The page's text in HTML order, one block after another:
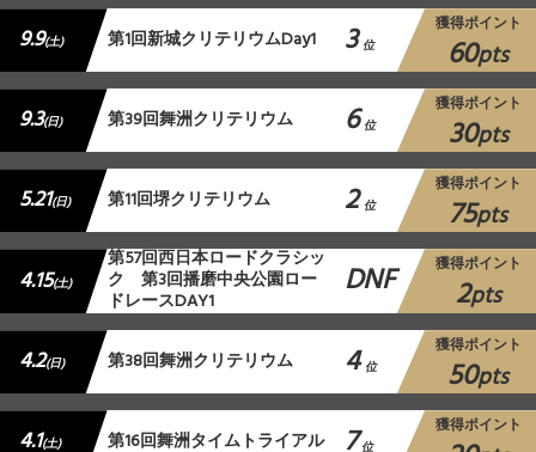
9.9(土) 第1回新城クリテリウムDay1 3 位
獲得ポイント
60pts
9.3(日) 第39回舞洲クリテリウム 6 位
獲得ポイント
30pts
5.21(日) 第11回堺クリテリウム 2 位
獲得ポイント
75pts
4.15(土)
第57回西日本ロードクラシッ
ク 第3回播磨中央公園ロー
ドレースDAY1 DNF 獲得ポイント
2pts
4.2(日) 第38回舞洲クリテリウム 4 位
獲得ポイント
50pts
4.1(土) 第16回舞洲タイムトライアル 7 位
獲得ポイント